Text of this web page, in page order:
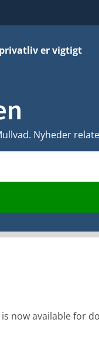
er vigtigt
Nyheder
now available for